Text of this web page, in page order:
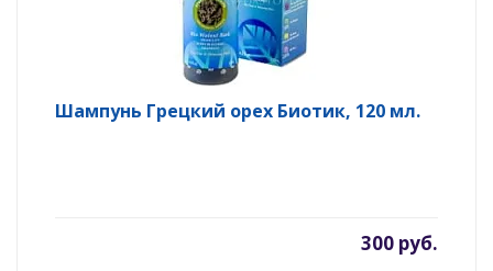
Шампунь Грецкий орех Биотик, 120 мл.
300 руб.